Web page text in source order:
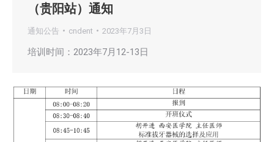
（贵阳站）通知
通知公告 cndent 2023年7月3日
培训时间：2023年7月12-13日